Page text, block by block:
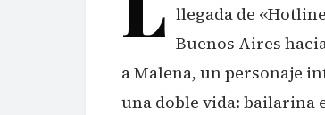
llegada de
Buenos Aires
a Malena, un personaje
una doble vida: bailarina